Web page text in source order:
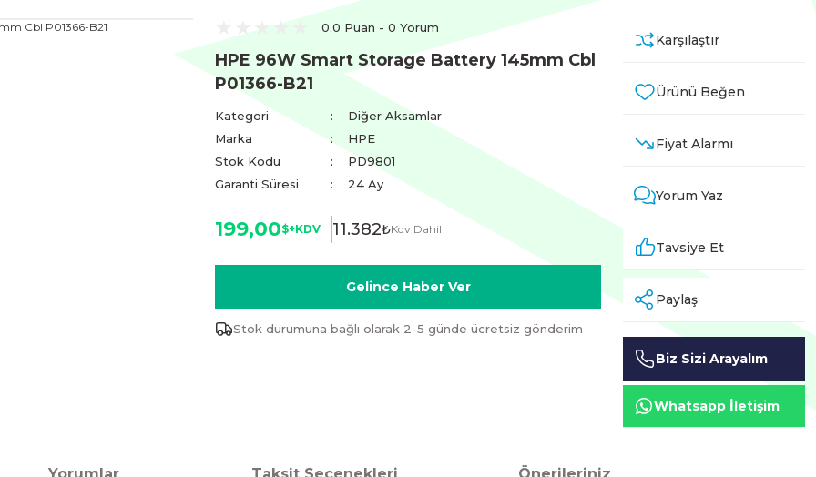
0.0 Puan - 0 Yorum
HPE 96W Smart Storage Battery 145mm Cbl
P01366-B21
Kategori
Diğer Aksamlar
Marka
HPE
Stok Kodu
PD9801
Garanti Süresi
24 Ay
199,00$+KDV 11.382₺Kdv Dahil
Gelince Haber Ver
Stok durumuna bağlı olarak 2-5 günde ücretsiz gönderim
Karşılaştır
Fiyat Alarmı
Yorum Yaz
Tavsiye Et
Paylaş
Biz Sizi Arayalım
Whatsapp İletişim